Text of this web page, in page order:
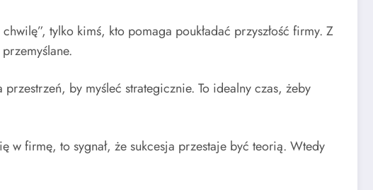
tylko kimś, kto pomaga poukładać przyszłość firmy. Z
by myśleć strategicznie. To idealny czas, żeby
firmę, to sygnał, że sukcesja przestaje być teorią. Wtedy